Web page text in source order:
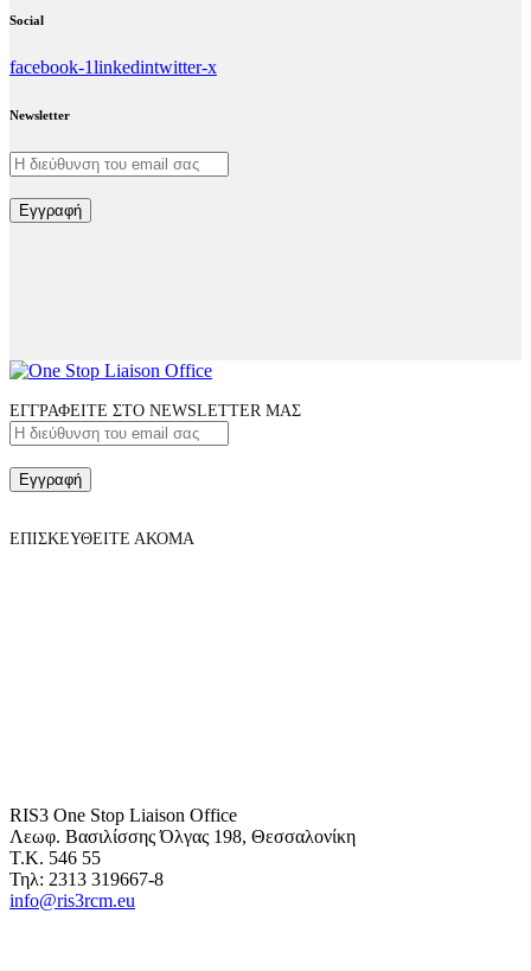
Social
facebook-1linkedintwitter-x
Newsletter
Εγγραφή
ΕΓΓΡΑΦΕΙΤΕ ΣΤΟ NEWSLETTER ΜΑΣ
Εγγραφή
ΕΠΙΣΚΕΥΘΕΙΤΕ ΑΚΟΜΑ
RIS3 One Stop Liaison Office
Λεωφ. Βασιλίσσης Όλγας 198, Θεσσαλονίκη
Τ.Κ. 546 55
Τηλ: 2313 319667-8
info@ris3rcm.eu